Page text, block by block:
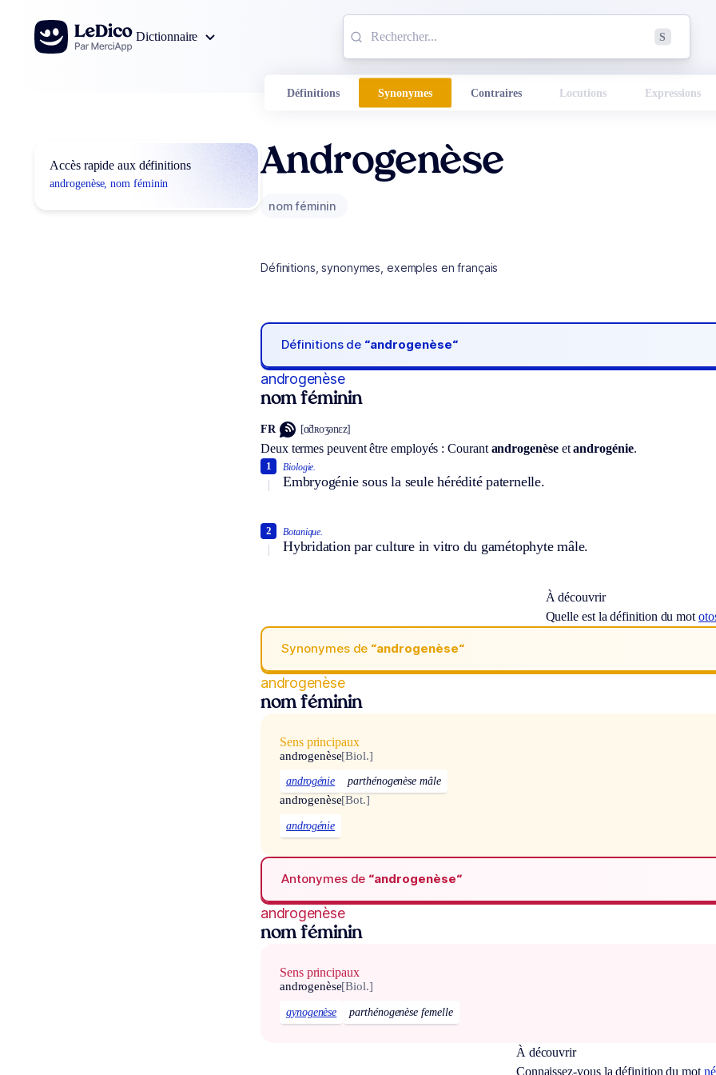
Aller au contenu
Dictionnaire
S
Définitions Synonymes Contraires Locutions Expressions
Accès rapide aux définitions
androgenèse, nom féminin
Androgenèse
nom féminin
Définitions, synonymes, exemples en français
Définitions de “androgenèse“
androgenèse
nom féminin
FR [ɑ̃dʀoʒənɛz]
Deux termes peuvent être employés :Courant androgenèse etandrogénie.
Biologie.
Embryogénie sous la seule hérédité paternelle.
1
Botanique.
Hybridation par culture in vitro du gamétophyte mâle.
2
À découvrir
Quelle est la définition du mot
Synonymes de “androgenèse“
androgenèse
nom féminin
Sens principaux
androgenèse[Biol.]
androgénie parthénogenèse mâle
androgenèse[Bot.]
androgénie
Antonymes de “androgenèse“
androgenèse
nom féminin
Sens principaux
androgenèse[Biol.]
gynogenèse parthénogenèse femelle
À découvrir
Connaissez-vous la définition du mot